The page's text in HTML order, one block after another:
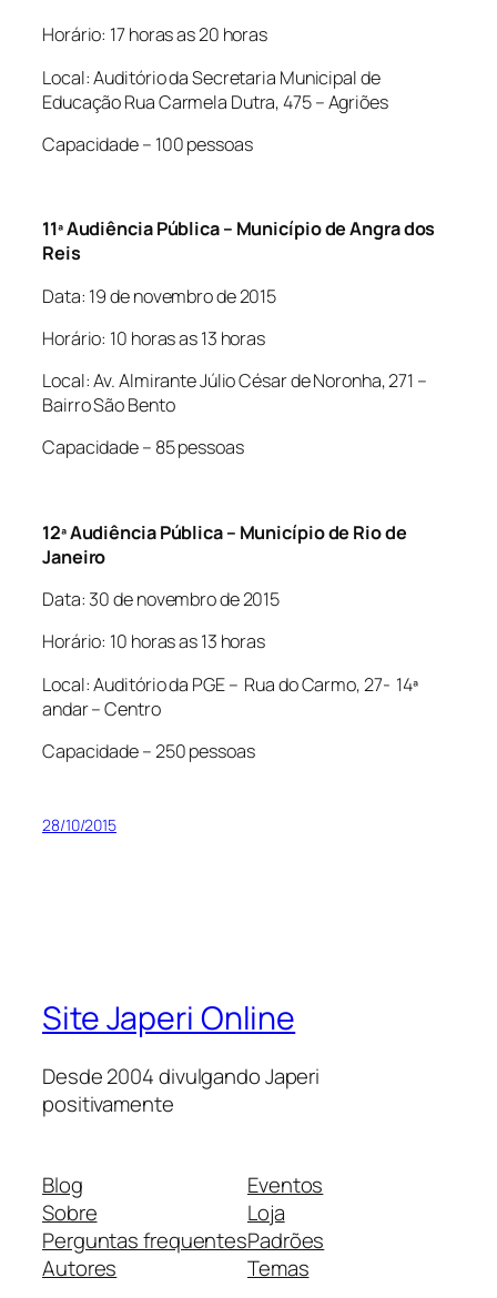
Horário: 17 horas as 20 horas
Local: Auditório da Secretaria Municipal de
Educação Rua Carmela Dutra, 475 – Agriões
Capacidade – 100 pessoas
11ª Audiência Pública – Município de Angra dos
Reis
Data: 19 de novembro de 2015
Horário: 10 horas as 13 horas
Local: Av. Almirante Júlio César de Noronha, 271 –
Bairro São Bento
Capacidade – 85 pessoas
12ª Audiência Pública – Município de Rio de
Janeiro
Data: 30 de novembro de 2015
Horário: 10 horas as 13 horas
Local: Auditório da PGE – Rua do Carmo, 27- 14ª
andar – Centro
Capacidade – 250 pessoas
28/10/2015
Site Japeri Online
Desde 2004 divulgando Japeri
positivamente
Blog
Sobre
Perguntas frequentes
Autores
Eventos
Loja
Padrões
Temas